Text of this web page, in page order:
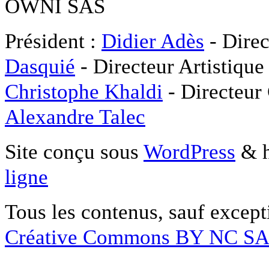
OWNI SAS
Président : Didier Adès -
Dasquié - Directeur
Christophe Khaldi -
Alexandre Talec
Site conçu sous WordPress &
ligne
Tous les contenus, sauf
Créative Commons BY NC SA